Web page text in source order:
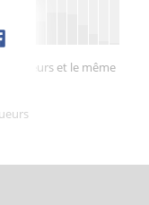
joueurs et le même